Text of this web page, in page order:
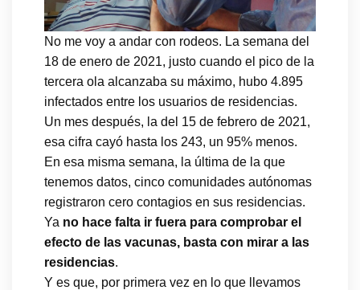
No me voy a andar con rodeos. La semana del
18 de enero de 2021, justo cuando el pico de la
tercera ola alcanzaba su máximo, hubo 4.895
infectados entre los usuarios de residencias.
Un mes después, la del 15 de febrero de 2021,
esa cifra cayó hasta los 243, un 95% menos.
En esa misma semana, la última de la que
tenemos datos, cinco comunidades autónomas
registraron cero contagios en sus residencias.
Ya no hace falta ir fuera para comprobar el
efecto de las vacunas, basta con mirar a las
residencias.
Y es que, por primera vez en lo que llevamos